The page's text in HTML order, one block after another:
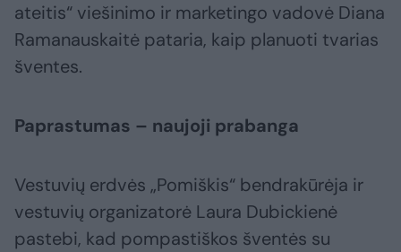
ateitis“ viešinimo ir marketingo vadovė Diana
Ramanauskaitė pataria, kaip planuoti tvarias
šventes.
Paprastumas – naujoji prabanga
Vestuvių erdvės „Pomiškis“ bendrakūrėja ir
vestuvių organizatorė Laura Dubickienė
pastebi, kad pompastiškos šventės su